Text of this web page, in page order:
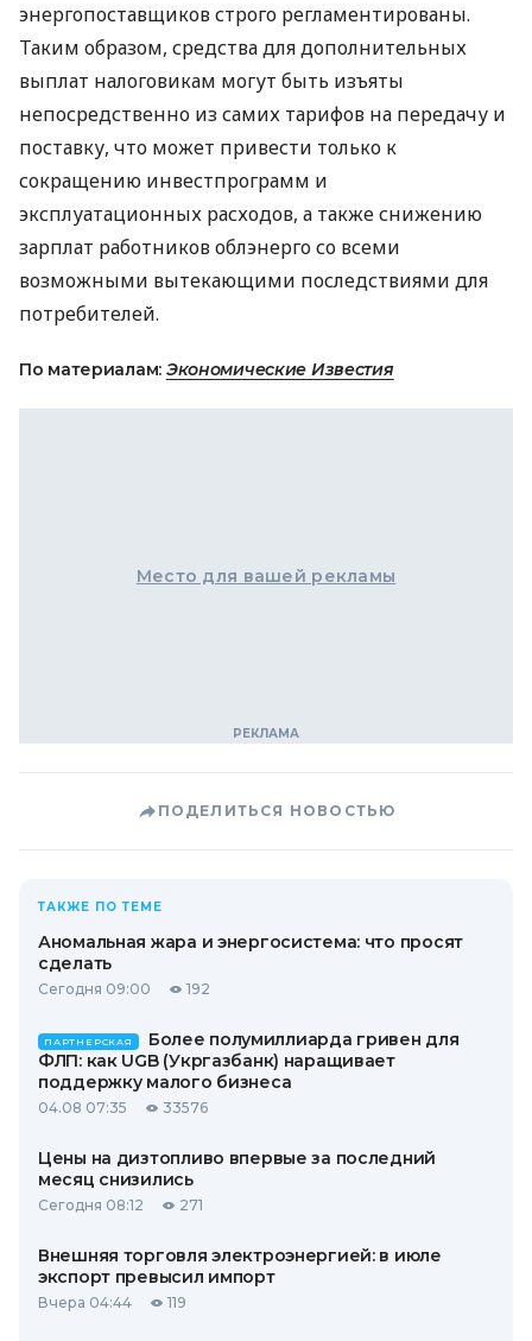
энергопоставщиков строго регламентированы.
Таким образом, средства для дополнительных
выплат налоговикам могут быть изъяты
непосредственно из самих тарифов на передачу и
поставку, что может привести только к
сокращению инвестпрограмм и
эксплуатационных расходов, а также снижению
зарплат работников облэнерго со всеми
возможными вытекающими последствиями для
потребителей.
По материалам: Экономические Известия
Место для вашей рекламы
ПОДЕЛИТЬСЯ НОВОСТЬЮ
ТАКЖЕ ПО ТЕМЕ
Аномальная жара и энергосистема: что просят
сделать
Сегодня 09:00 192
ПАРТНЕРСКАЯ
Более полумиллиарда гривен для
ФЛП: как UGB (Укргазбанк) наращивает
поддержку малого бизнеса
04.08 07:35 33576
Цены на дизтопливо впервые за последний
месяц снизились
Сегодня 08:12 271
Внешняя торговля электроэнергией: в июле
экспорт превысил импорт
Вчера 04:44 119